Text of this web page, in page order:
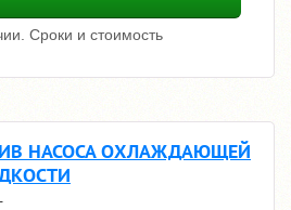
Сроки и стоимость
НАСОСА ОХЛАЖДАЮЩЕЙ